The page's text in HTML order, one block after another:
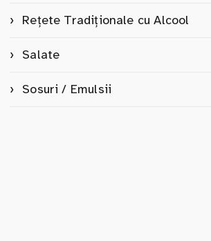
Rețete Tradiționale cu Alcool
Salate
Sosuri / Emulsii